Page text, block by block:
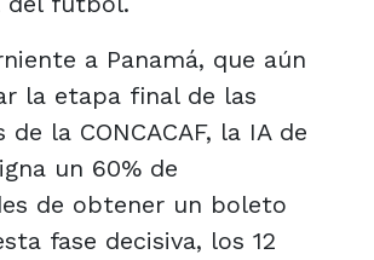
a Panamá, que aún
la etapa final de las
la CONCACAF, la IA de
un 60% de
de obtener un boleto
fase decisiva, los 12